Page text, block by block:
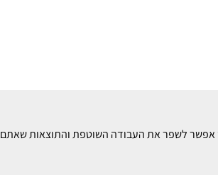
נבחן איך אפשר לשפר את העבודה השוטפת והתוצאות שאתם